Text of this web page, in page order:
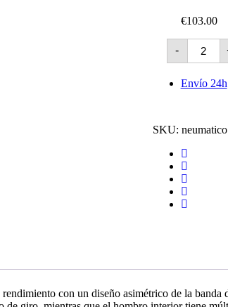
€103.00
-
CF710
XL
-100W
cantidad
Envío 24h
SKU:
rendimiento con un diseño asimétrico de la